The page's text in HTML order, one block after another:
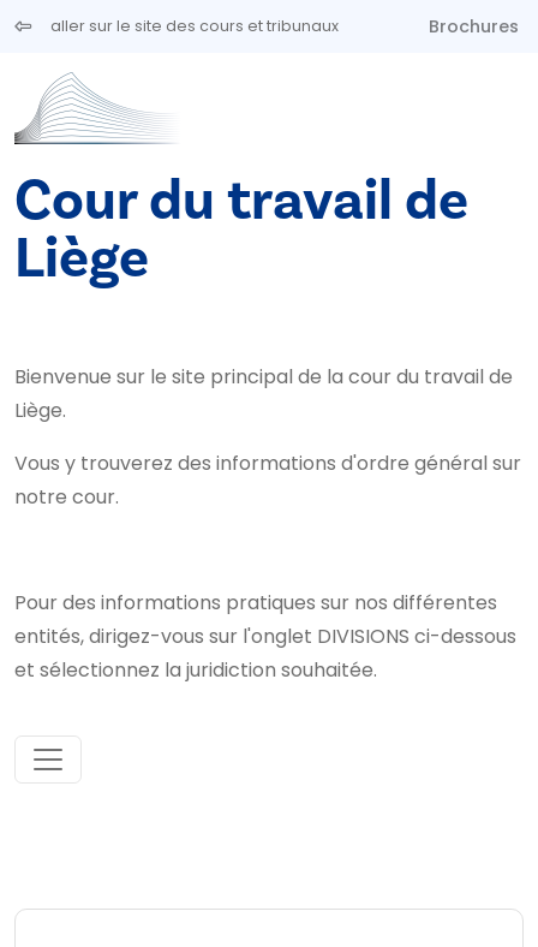
Aller au contenu principal
aller sur le site des cours et tribunaux Brochures
Cour du travail de
Liège
Bienvenue sur le site principal de la cour du travail de
Liège.
Vous y trouverez des informations d'ordre général sur
notre cour.
Pour des informations pratiques sur nos différentes
entités, dirigez-vous sur l'onglet DIVISIONS ci-dessous
et sélectionnez la juridiction souhaitée.